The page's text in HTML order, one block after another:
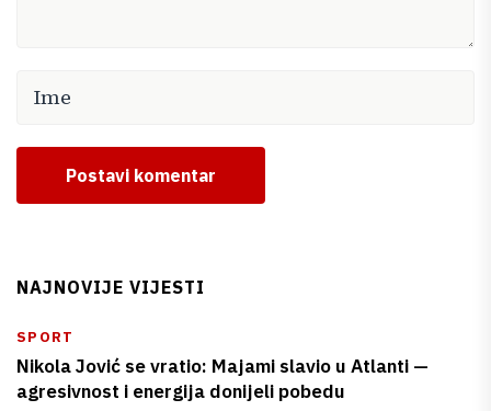
Postavi komentar
NAJNOVIJE VIJESTI
SPORT
Nikola Jović se vratio: Majami slavio u Atlanti —
agresivnost i energija donijeli pobedu